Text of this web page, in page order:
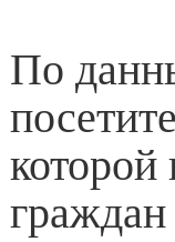
По
которой
граждан